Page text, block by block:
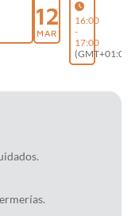
12
MAR
16:00
-
17:00
(GMT+01:00)